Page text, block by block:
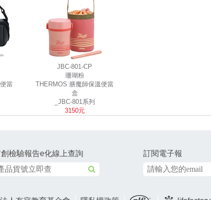
當
JBC-801-CP
珊瑚粉
THERMOS 膳魔師保溫便當
盒
_JBC-801系列
3150元
檢驗報告e化線上查詢
訂閱電子報